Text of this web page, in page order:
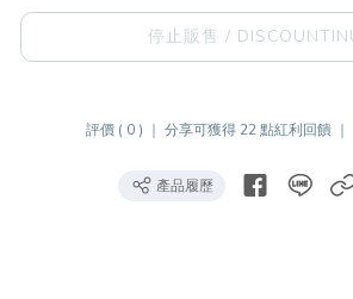
停止販售 /
評價 ( 0 ) ｜分享可獲得 22 點紅利回饋 ｜
產品履歷